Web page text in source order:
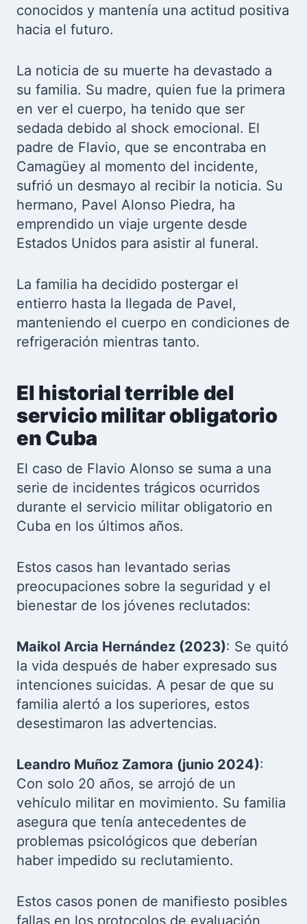
conocidos y mantenía una actitud positiva
hacia el futuro.
La noticia de su muerte ha devastado a
su familia. Su madre, quien fue la primera
en ver el cuerpo, ha tenido que ser
sedada debido al shock emocional. El
padre de Flavio, que se encontraba en
Camagüey al momento del incidente,
sufrió un desmayo al recibir la noticia. Su
hermano, Pavel Alonso Piedra, ha
emprendido un viaje urgente desde
Estados Unidos para asistir al funeral.
La familia ha decidido postergar el
entierro hasta la llegada de Pavel,
manteniendo el cuerpo en condiciones de
refrigeración mientras tanto.
El historial terrible del
servicio militar obligatorio
en Cuba
El caso de Flavio Alonso se suma a una
serie de incidentes trágicos ocurridos
durante el servicio militar obligatorio en
Cuba en los últimos años.
Estos casos han levantado serias
preocupaciones sobre la seguridad y el
bienestar de los jóvenes reclutados:
Maikol Arcia Hernández (2023): Se quitó
la vida después de haber expresado sus
intenciones suicidas. A pesar de que su
familia alertó a los superiores, estos
desestimaron las advertencias.
Leandro Muñoz Zamora (junio 2024):
Con solo 20 años, se arrojó de un
vehículo militar en movimiento. Su familia
asegura que tenía antecedentes de
problemas psicológicos que deberían
haber impedido su reclutamiento.
Estos casos ponen de manifiesto posibles
fallas en los protocolos de evaluación